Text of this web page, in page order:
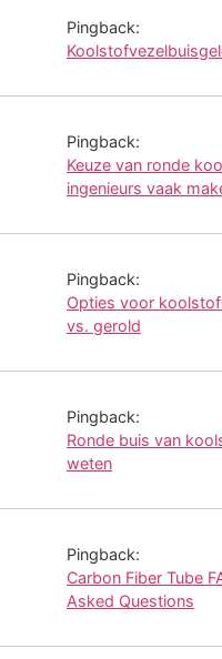
Pingback:
Pingback:
Keuze van ronde
ingenieurs vaak
Pingback:
Opties voor
vs. gerold
Pingback:
Ronde buis van
weten
Pingback:
Carbon Fiber Tube
Asked Questions